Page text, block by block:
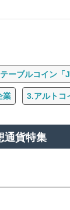
ーブルコイン「
業 3.アルトコ
通貨特集